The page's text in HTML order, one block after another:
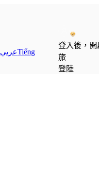
عربيTiếng
登入後，開
旅
登陸